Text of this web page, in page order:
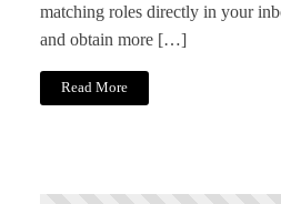
matching roles directly in your
and obtain more […]
Read More